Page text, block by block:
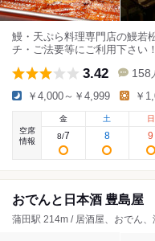
鰻・天ぷら料理専門店の鰻若
チ・ご法要等にご利用下さい！
3.42 158
￥4,000～￥4,999 ￥
空席
情報
金
8/7
土
8
日
9
おでんと日本酒 豊島屋
蒲田駅 214m / 居酒屋、おでん、